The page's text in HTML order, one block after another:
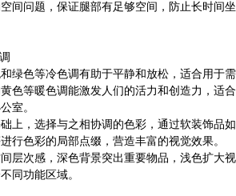
间问题，保证腿部有足够空间，防止长时间坐
绿色等冷色调有助于平静和放松，适合用于需
色等暖色调能激发人们的活力和创造力，适合
室。
上，选择与之相协调的色彩，通过软装饰品如
行色彩的局部点缀，营造丰富的视觉效果。
层次感，深色背景突出重要物品，浅色扩大视
同功能区域。